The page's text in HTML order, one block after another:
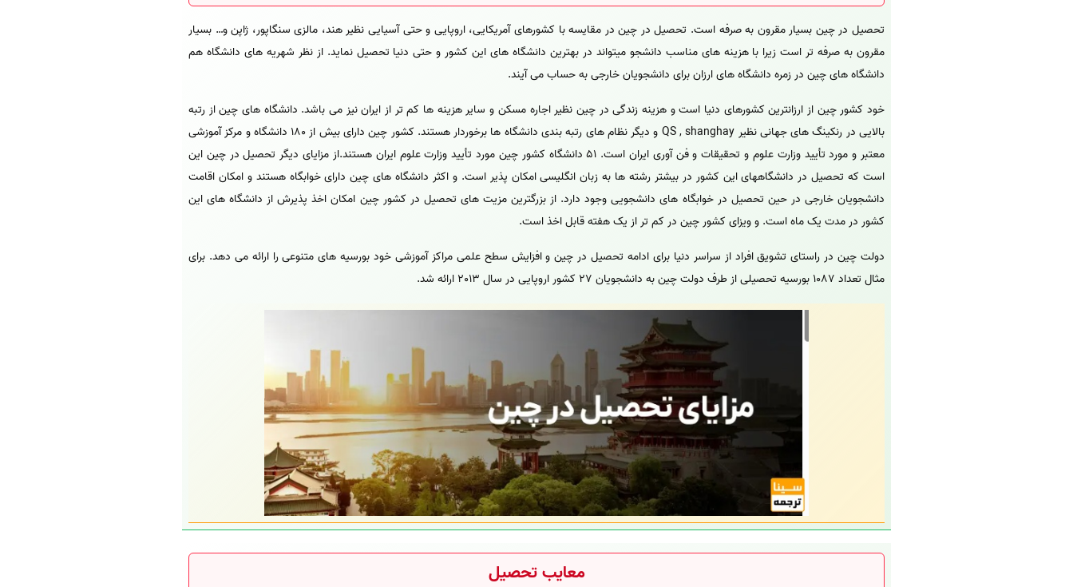
تحصیل در چین بسیار مقرون به صرفه است. تحصیل در چین در مقایسه با کشورهای آمریکایی، اروپایی و حتی آسیایی نظیر هند، مالزی سنگاپور، ژاپن و… بسیار
مقرون به صرفه تر است زیرا با هزینه های مناسب دانشجو میتواند در بهترین دانشگاه های این کشور و حتی دنیا تحصیل نماید. از نظر شهریه های دانشگاه هم
دانشگاه های چین در زمره دانشگاه های ارزان برای دانشجویان خارجی به حساب می آیند.
خود کشور چین از ارزانترین کشورهای دنیا است و هزینه زندگی در چین نظیر اجاره مسکن و سایر هزینه ها کم تر از ایران نیز می باشد. دانشگاه های چین از رتبه
بالایی در رنکینگ های جهانی نظیر QS , shanghay و دیگر نظام های رتبه بندی دانشگاه ها برخوردار هستند. کشور چین دارای بیش از 180 دانشگاه و مرکز آموزشی
معتبر و مورد تأیید وزارت علوم و تحقیقات و فن آوری ایران است. 51 دانشگاه کشور چین مورد تأیید وزارت علوم ایران هستند.از مزایای دیگر تحصیل در چین این
است که تحصیل در دانشگاههای این کشور در بیشتر رشته ها به زبان انگلیسی امکان پذیر است. و اکثر دانشگاه های چین دارای خوابگاه هستند و امکان اقامت
دانشجویان خارجی در حین تحصیل در خوابگاه های دانشجویی وجود دارد. از بزرگترین مزیت های تحصیل در کشور چین امکان اخذ پذیرش از دانشگاه های این
کشور در مدت یک ماه است. و ویزای کشور چین در کم تر از یک هفته قابل اخذ است.
دولت چین در راستای تشویق افراد از سراسر دنیا برای ادامه تحصیل در چین و افزایش سطح علمی مراکز آموزشی خود بورسیه های متنوعی را ارائه می دهد. برای
مثال تعداد 1087 بورسیه تحصیلی از طرف دولت چین به دانشجویان 27 کشور اروپایی در سال 2013 ارائه شد.
معایب تحصیل